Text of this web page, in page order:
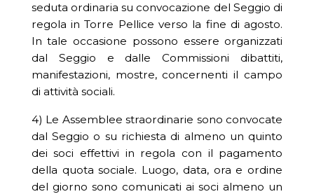
seduta ordinaria su convocazione del Seggio di
regola in Torre Pellice verso la fine di agosto.
In tale occasione possono essere organizzati
dal Seggio e dalle Commissioni dibattiti,
manifestazioni, mostre, concernenti il campo
di attività sociali.
4) Le Assemblee straordinarie sono convocate
dal Seggio o su richiesta di almeno un quinto
dei soci effettivi in regola con il pagamento
della quota sociale. Luogo, data, ora e ordine
del giorno sono comunicati ai soci almeno un